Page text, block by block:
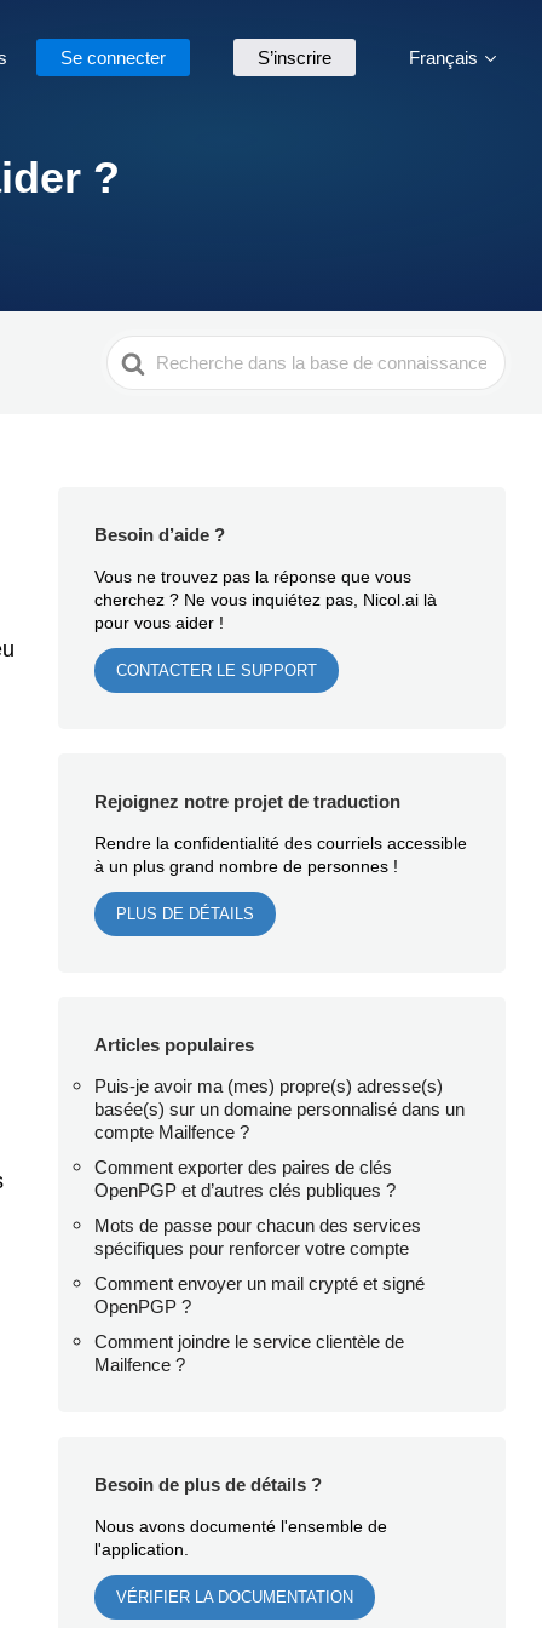
Se connecter S’inscrire Français
?
Search
For
Besoin d’aide ?
Vous ne trouvez pas la réponse que vous
cherchez ? Ne vous inquiétez pas, Nicol.ai là
pour vous aider !
CONTACTER LE SUPPORT
Rejoignez notre projet de traduction
Rendre la confidentialité des courriels accessible
à un plus grand nombre de personnes !
PLUS DE DÉTAILS
Articles populaires
Puis-je avoir ma (mes) propre(s) adresse(s)
basée(s) sur un domaine personnalisé dans un
compte Mailfence ?
Comment exporter des paires de clés
OpenPGP et d’autres clés publiques ?
Mots de passe pour chacun des services
spécifiques pour renforcer votre compte
Comment envoyer un mail crypté et signé
OpenPGP ?
Comment joindre le service clientèle de
Mailfence ?
Besoin de plus de détails ?
Nous avons documenté l'ensemble de
l'application.
VÉRIFIER LA DOCUMENTATION